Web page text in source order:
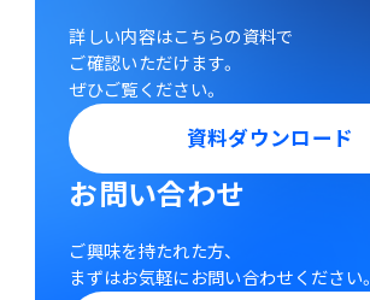
詳しい内容はこちらの資料で
ご確認いただけます。
ぜひご覧ください。
資料ダウンロード
お問い合わせ
ご興味を持たれた方、
まずはお気軽にお問い合わせください。